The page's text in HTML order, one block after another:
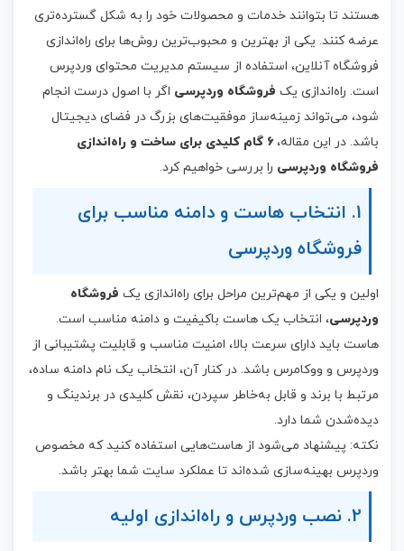
هستند تا بتوانند خدمات و محصولات خود را به شکل گسترده‌تری
عرضه کنند. یکی از بهترین و محبوب‌ترین روش‌ها برای راه‌اندازی
فروشگاه آنلاین، استفاده از سیستم مدیریت محتوای وردپرس
است. راه‌اندازی یک فروشگاه وردپرسی اگر با اصول درست انجام
شود، می‌تواند زمینه‌ساز موفقیت‌های بزرگ در فضای دیجیتال
باشد. در این مقاله، ۶ گام کلیدی برای ساخت و راه‌اندازی
فروشگاه وردپرسی را بررسی خواهیم کرد.
1. انتخاب هاست و دامنه مناسب برای
فروشگاه وردپرسی
اولین و یکی از مهم‌ترین مراحل برای راه‌اندازی یک فروشگاه
وردپرسی، انتخاب یک هاست باکیفیت و دامنه مناسب است.
هاست باید دارای سرعت بالا، امنیت مناسب و قابلیت پشتیبانی از
وردپرس و ووکامرس باشد. در کنار آن، انتخاب یک نام دامنه ساده،
مرتبط با برند و قابل به‌خاطر سپردن، نقش کلیدی در برندینگ و
دیده‌شدن شما دارد.
نکته: پیشنهاد می‌شود از هاست‌هایی استفاده کنید که مخصوص
وردپرس بهینه‌سازی شده‌اند تا عملکرد سایت شما بهتر باشد.
2. نصب وردپرس و راه‌اندازی اولیه